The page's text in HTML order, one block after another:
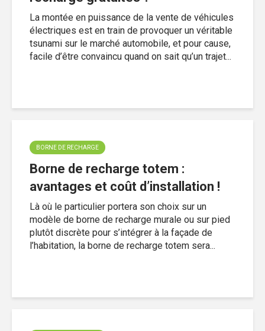
La montée en puissance de la vente de véhicules
électriques est en train de provoquer un véritable
tsunami sur le marché automobile, et pour cause,
facile d’être convaincu quand on sait qu’un trajet...
BORNE DE RECHARGE
Borne de recharge totem :
avantages et coût d’installation !
Là où le particulier portera son choix sur un
modèle de borne de recharge murale ou sur pied
plutôt discrète pour s’intégrer à la façade de
l’habitation, la borne de recharge totem sera...